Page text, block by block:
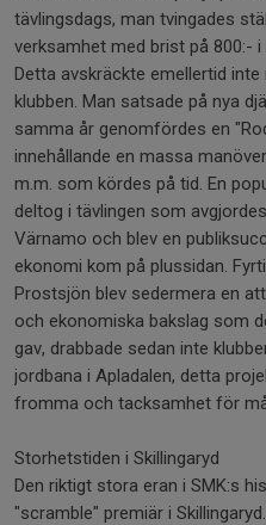
tävlingsdags, man tvingades
verksamhet med brist på 800:- i
Detta avskräckte emellertid
klubben. Man satsade på nya
samma år genomfördes en
innehållande en massa
m.m. som kördes på tid. En
deltog i tävlingen som
Värnamo och blev en
ekonomi kom på plussidan.
Prostsjön blev sedermera en
och ekonomiska bakslag som
gav, drabbade sedan inte
jordbana i Apladalen, detta
fromma och tacksamhet för
Storhetstiden i Skillingaryd
Den riktigt stora eran i SMK:s
"scramble" premiär i